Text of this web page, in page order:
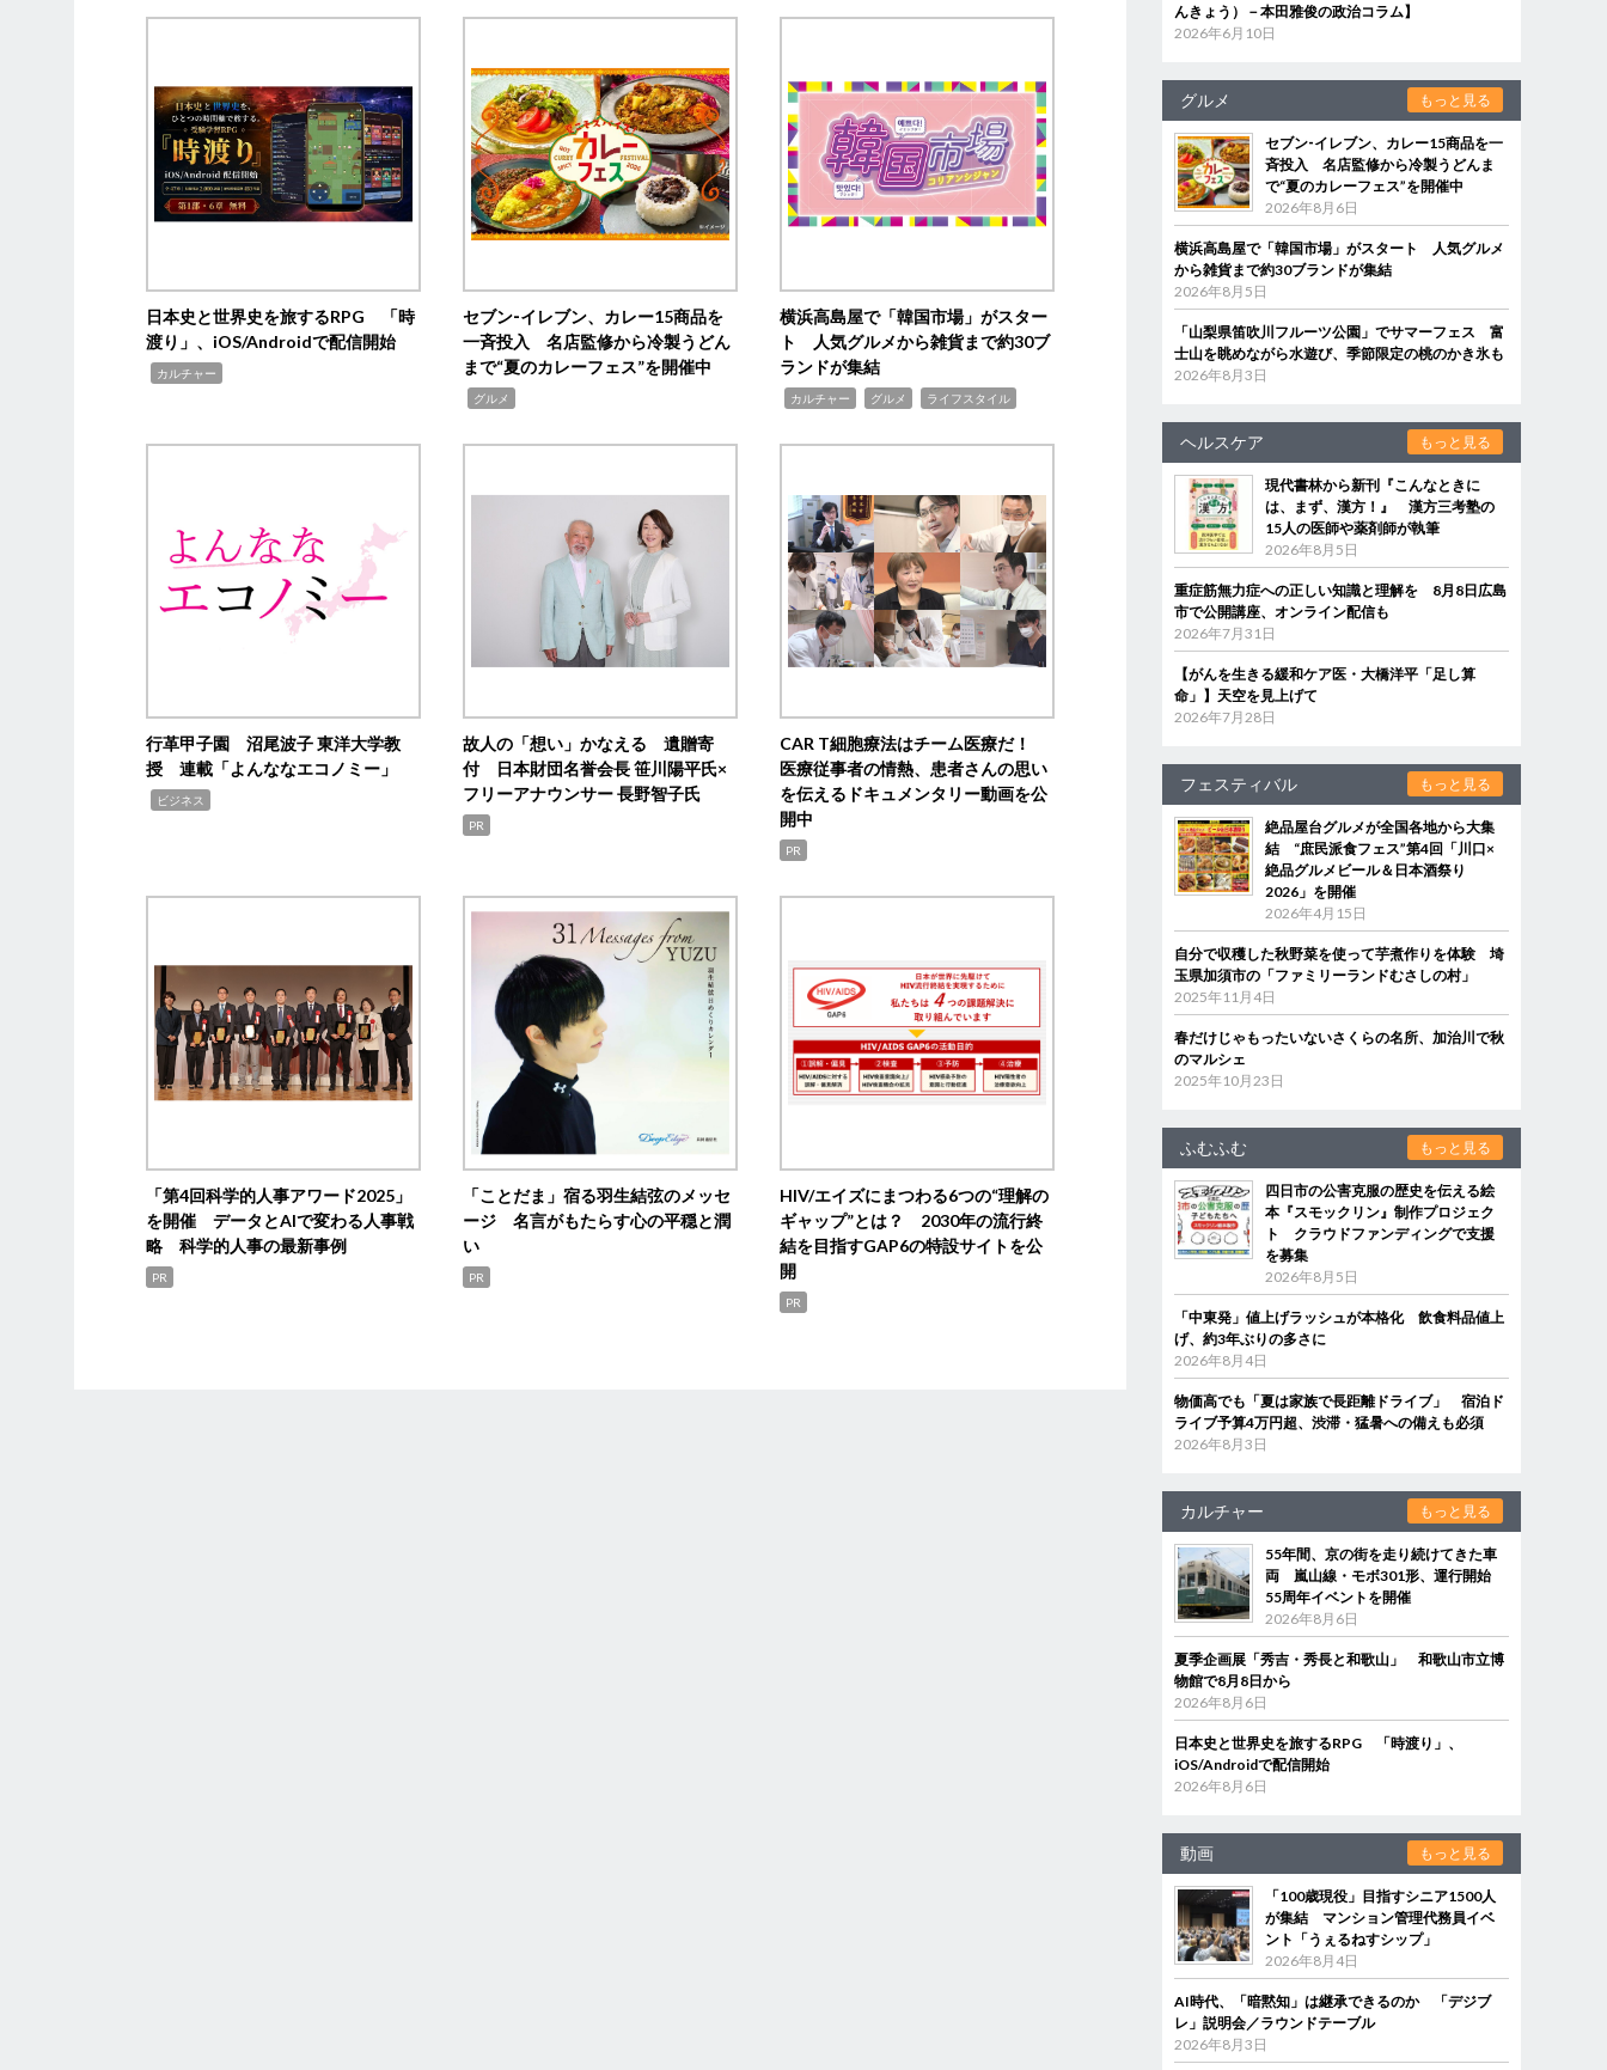
日本史と世界史を旅するRPG 「時
渡り」、iOS/Androidで配信開始
カルチャー
セブン‐イレブン、カレー15商品を
一斉投入 名店監修から冷製うどん
まで“夏のカレーフェス”を開催中
グルメ
横浜高島屋で「韓国市場」がスター
ト 人気グルメから雑貨まで約30ブ
ランドが集結
カルチャー グルメ ライフスタイル
行革甲子園 沼尾波子 東洋大学教
授 連載「よんななエコノミー」
ビジネス
故人の「想い」かなえる 遺贈寄
付 日本財団名誉会長 笹川陽平氏×
フリーアナウンサー 長野智子氏
PR
CAR T細胞療法はチーム医療だ！
医療従事者の情熱、患者さんの思い
を伝えるドキュメンタリー動画を公
開中
PR
「第4回科学的人事アワード2025」
を開催 データとAIで変わる人事戦
略 科学的人事の最新事例
PR
「ことだま」宿る羽生結弦のメッセ
ージ 名言がもたらす心の平穏と潤
い
PR
HIV/エイズにまつわる6つの“理解の
ギャップ”とは？ 2030年の流行終
結を目指すGAP6の特設サイトを公
開
PR
んきょう）－本田雅俊の政治コラム】
2026年6月10日
グルメ もっと見る
セブン‐イレブン、カレー15商品を一
斉投入 名店監修から冷製うどんま
で“夏のカレーフェス”を開催中
2026年8月6日
横浜高島屋で「韓国市場」がスタート 人気グルメ
から雑貨まで約30ブランドが集結
2026年8月5日
「山梨県笛吹川フルーツ公園」でサマーフェス 富
士山を眺めながら水遊び、季節限定の桃のかき氷も
2026年8月3日
ヘルスケア もっと見る
現代書林から新刊『こんなときに
は、まず、漢方！』 漢方三考塾の
15人の医師や薬剤師が執筆
2026年8月5日
重症筋無力症への正しい知識と理解を 8月8日広島
市で公開講座、オンライン配信も
2026年7月31日
【がんを生きる緩和ケア医・大橋洋平「足し算
命」】天空を見上げて
2026年7月28日
フェスティバル もっと見る
絶品屋台グルメが全国各地から大集
結 “庶民派食フェス”第4回「川口×
絶品グルメビール＆日本酒祭り
2026」を開催
2026年4月15日
自分で収穫した秋野菜を使って芋煮作りを体験 埼
玉県加須市の「ファミリーランドむさしの村」
2025年11月4日
春だけじゃもったいないさくらの名所、加治川で秋
のマルシェ
2025年10月23日
ふむふむ もっと見る
四日市の公害克服の歴史を伝える絵
本『スモックリン』制作プロジェク
ト クラウドファンディングで支援
を募集
2026年8月5日
「中東発」値上げラッシュが本格化 飲食料品値上
げ、約3年ぶりの多さに
2026年8月4日
物価高でも「夏は家族で長距離ドライブ」 宿泊ド
ライブ予算4万円超、渋滞・猛暑への備えも必須
2026年8月3日
カルチャー もっと見る
55年間、京の街を走り続けてきた車
両 嵐山線・モボ301形、運行開始
55周年イベントを開催
2026年8月6日
夏季企画展「秀吉・秀長と和歌山」 和歌山市立博
物館で8月8日から
2026年8月6日
日本史と世界史を旅するRPG 「時渡り」、
iOS/Androidで配信開始
2026年8月6日
動画 もっと見る
「100歳現役」目指すシニア1500人
が集結 マンション管理代務員イベ
ント「うぇるねすシップ」
2026年8月4日
AI時代、「暗黙知」は継承できるのか 「デジブ
レ」説明会／ラウンドテーブル
2026年8月3日